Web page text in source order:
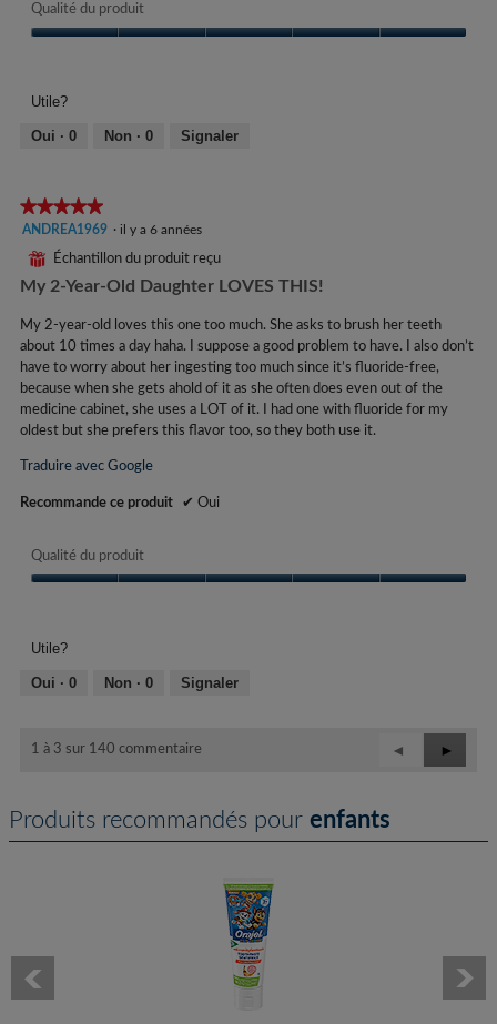
Qualité du produit
5
sur
Utile?
Oui · 0 Non · 0 Signaler
★★★★★
★★★★★
5
étoile(s)
sur
5.
ANDREA1969 · il y a 6 années
⊞ Échantillon du produit reçu
My 2-Year-Old Daughter LOVES THIS!
My 2-year-old loves this one too much. She asks to brush her teeth
about 10 times a day haha. I suppose a good problem to have. I also don’t
have to worry about her ingesting too much since it’s fluoride-free,
because when she gets ahold of it as she often does even out of the
medicine cabinet, she uses a LOT of it. I had one with fluoride for my
oldest but she prefers this flavor too, so they both use it.
Traduire avec Google
Recommande ce produit ✔ Oui
Qualité du produit
5
sur
Utile?
Oui · 0 Non · 0 Signaler
1 à 3 sur 140 commentaire
Précédent
Reviews
◄
Suivant
►
Produits recommandés pour enfants